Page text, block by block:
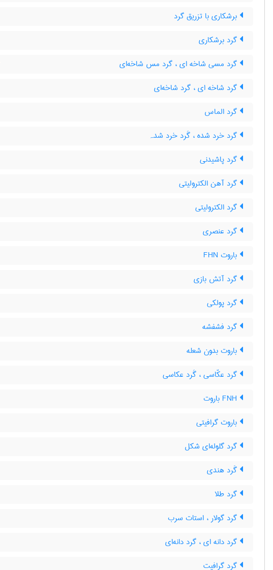
برشکاری با تزریق گرد
گرد برشکاری
گرد مسی شاخه ای ، گرد مس شاخه‌ای
گرد شاخه ای ، گرد شاخه‌ای
گرد الماس
گرد خرد شده ، گَرد خرد شدہ
گرد پاشیدنی
گرد آهن الکترولیتی
گرد الکترولیتی
گرد عنصری
باروت FHN
گرد آتش بازی
گرد پولکی
گرد فشفشه
باروت بدون شعله
گرد عکّاسی ، گَرد عکاسی
باروت گرافیتی
گرد گلوله‌ای شکل
گَرد هندی
گرد طلا
گرد گولار ، استات سرب
گرد دانه ای ، گرد دانه‌ای
گرد گرافیت